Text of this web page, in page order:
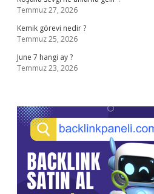
Temmuz 27, 2026
Kemik görevi nedir ?
Temmuz 25, 2026
June 7 hangi ay ?
Temmuz 23, 2026